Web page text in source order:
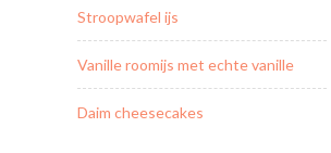
Stroopwafel ijs
Vanille roomijs met echte vanille
Daim cheesecakes